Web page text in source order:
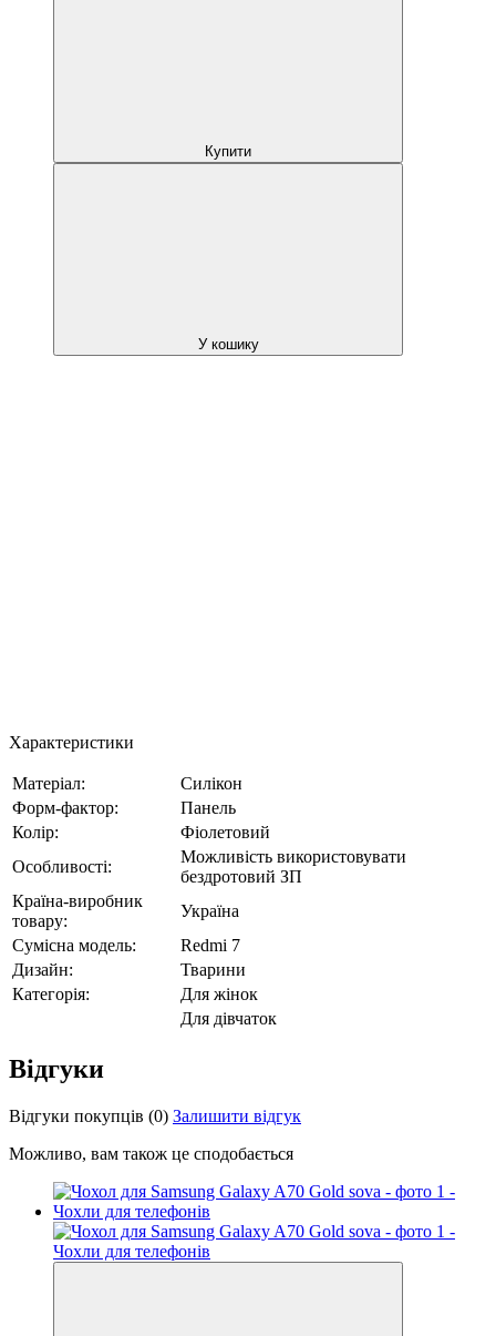
Купити
У кошику
Характеристики
Матеріал:
Силікон
Форм-фактор:
Панель
Колір:
Фіолетовий
Особливості:
Можливість використовувати
бездротовий ЗП
Країна-виробник
товару:
Україна
Сумісна модель:
Redmi 7
Дизайн:
Тварини
Категорія:
Для жінок
Для дівчаток
Відгуки
Відгуки покупців (0) Залишити відгук
Можливо, вам також це сподобається